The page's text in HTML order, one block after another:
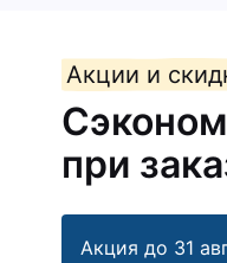
Акции и
при
Акция до 31